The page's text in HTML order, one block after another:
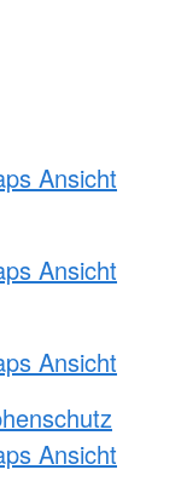
Ansicht
Ansicht
Ansicht
Ansicht